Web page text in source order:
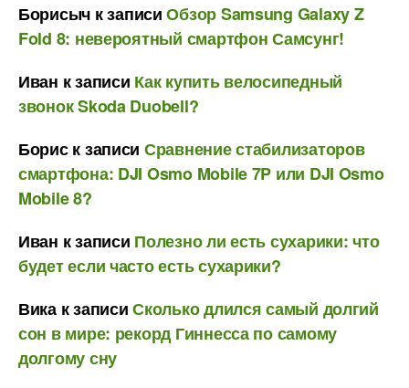
Борисыч к записиОбзор Samsung Galaxy Z
Fold 8: невероятный смартфон Самсунг!
Иван к записи Как купить велосипедный
звонок Skoda Duobell?
Бориск записи Сравнение стабилизаторов
смартфона: DJI Osmo Mobile 7P или DJI Osmo
Mobile 8?
Иван к записи Полезно ли есть сухарики: что
будет если часто есть сухарики?
Викак записиСколько длился самый долгий
сон в мире: рекорд Гиннесса по самому
долгому сну